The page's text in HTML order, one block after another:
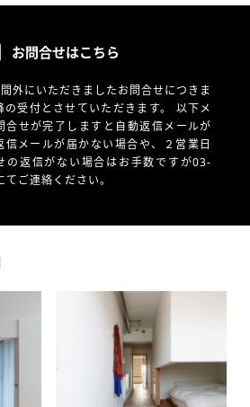
お問合せはこちら
外にいただきましたお問合せにつきま
受付とさせていただきます。 以下メ
合せが完了しますと自動返信メールが
メールが届かない場合や、
２営業日
の返信がない場合はお手数ですが03-
ご連絡ください。